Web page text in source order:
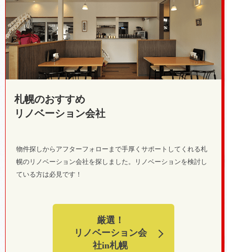
札幌のおすすめ
リノベーション会社
物件探しからアフターフォローまで手厚くサポートしてくれる札
幌のリノベーション会社を探しました。リノベーションを検討し
ている方は必見です！
厳選！
リノベーション会
社in札幌